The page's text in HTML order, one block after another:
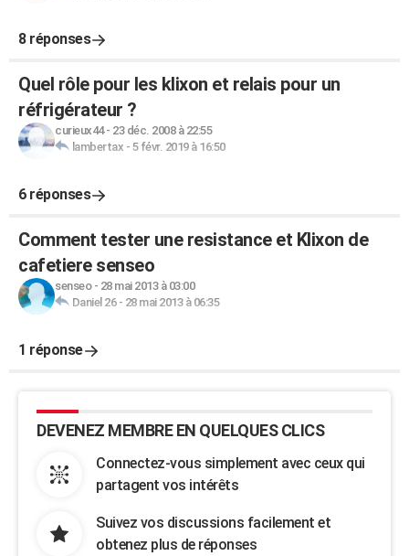
8 réponses
Quel rôle pour les klixon et relais pour un
réfrigérateur ?
curieux44- 23 déc. 2008 à 22:55
lambertax - 5 févr. 2019 à 16:50
6 réponses
Comment tester une resistance et Klixon de
cafetiere senseo
senseo- 28 mai 2013 à 03:00
Daniel 26- 28 mai 2013 à 06:35
1 réponse
DEVENEZ MEMBRE EN QUELQUES CLICS
Connectez-vous simplement avec ceux qui
partagent vos intérêts
Suivez vos discussions facilement et
obtenez plus de réponses